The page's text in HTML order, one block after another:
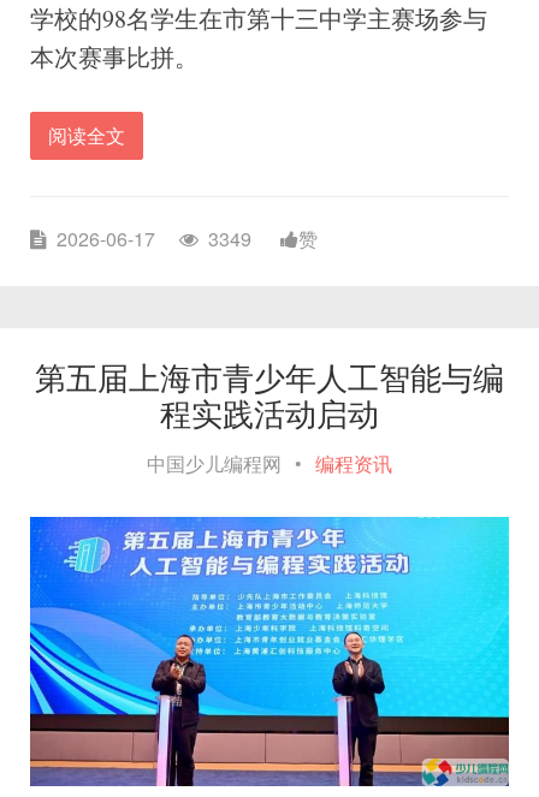
学校的98名学生在市第十三中学主赛场参与
本次赛事比拼。
阅读全文
2026-06-17 3349 赞
第五届上海市青少年人工智能与编
程实践活动启动
中国少儿编程网 • 编程资讯